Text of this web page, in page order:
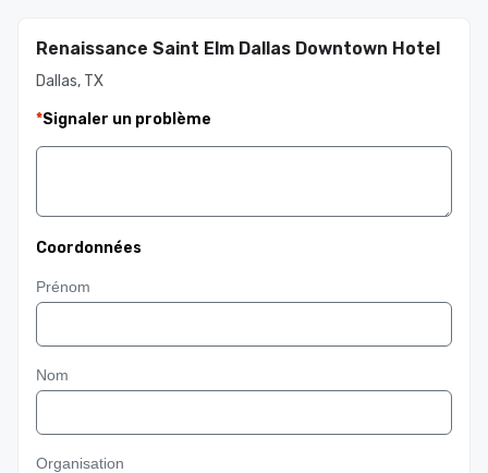
Renaissance Saint Elm Dallas Downtown Hotel
Dallas, TX
*Signaler un problème
Coordonnées
Prénom
Nom
Organisation